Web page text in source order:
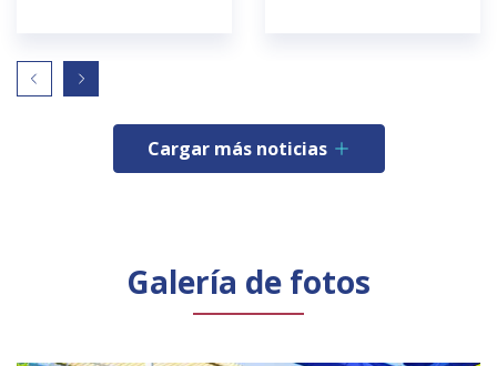
Cargar más noticias
Galería de fotos